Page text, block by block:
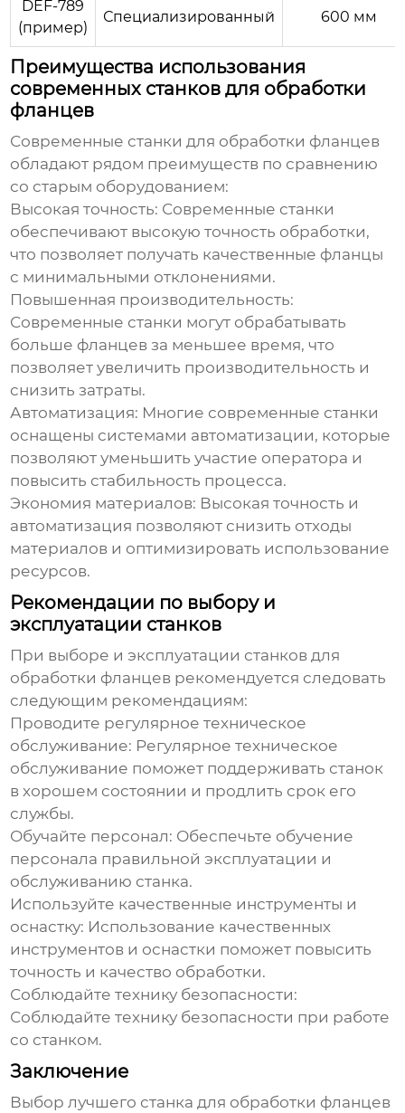
DEF-789
(пример)
Специализированный 600 мм
Преимущества использования
современных станков для обработки
фланцев
Современные станки для обработки фланцев
обладают рядом преимуществ по сравнению
со старым оборудованием:
Высокая точность: Современные станки
обеспечивают высокую точность обработки,
что позволяет получать качественные фланцы
с минимальными отклонениями.
Повышенная производительность:
Современные станки могут обрабатывать
больше фланцев за меньшее время, что
позволяет увеличить производительность и
снизить затраты.
Автоматизация: Многие современные станки
оснащены системами автоматизации, которые
позволяют уменьшить участие оператора и
повысить стабильность процесса.
Экономия материалов: Высокая точность и
автоматизация позволяют снизить отходы
материалов и оптимизировать использование
ресурсов.
Рекомендации по выбору и
эксплуатации станков
При выборе и эксплуатации станков для
обработки фланцев рекомендуется следовать
следующим рекомендациям:
Проводите регулярное техническое
обслуживание: Регулярное техническое
обслуживание поможет поддерживать станок
в хорошем состоянии и продлить срок его
службы.
Обучайте персонал: Обеспечьте обучение
персонала правильной эксплуатации и
обслуживанию станка.
Используйте качественные инструменты и
оснастку: Использование качественных
инструментов и оснастки поможет повысить
точность и качество обработки.
Соблюдайте технику безопасности:
Соблюдайте технику безопасности при работе
со станком.
Заключение
Выборлучшего станка для обработки фланцев